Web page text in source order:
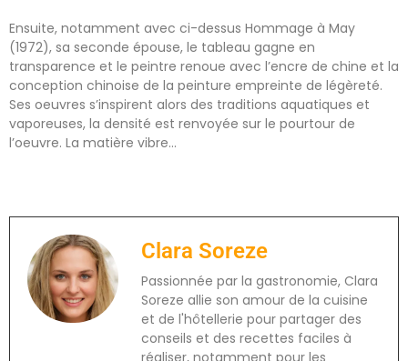
Ensuite, notamment avec ci-dessus Hommage à May
(1972), sa seconde épouse, le tableau gagne en
transparence et le peintre renoue avec l’encre de chine et la
conception chinoise de la peinture empreinte de légèreté.
Ses oeuvres s’inspirent alors des traditions aquatiques et
vaporeuses, la densité est renvoyée sur le pourtour de
l’oeuvre. La matière vibre…
Clara Soreze
Passionnée par la gastronomie, Clara
Soreze allie son amour de la cuisine
et de l'hôtellerie pour partager des
conseils et des recettes faciles à
réaliser, notamment pour les